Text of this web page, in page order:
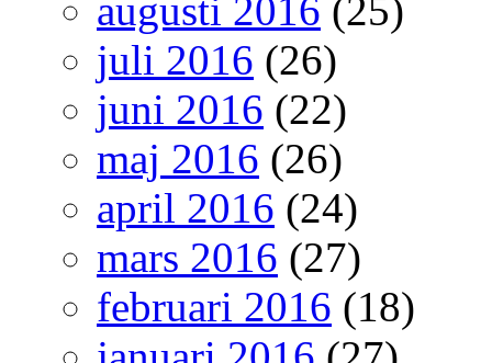
augusti 2016 (25)
juli 2016 (26)
juni 2016 (22)
maj 2016 (26)
april 2016 (24)
mars 2016 (27)
februari 2016 (18)